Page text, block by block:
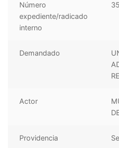
Número
expediente/radicado
interno
Demandado
Actor
Providencia